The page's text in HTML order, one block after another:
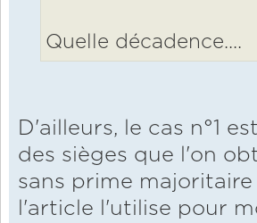
Quelle décadence....
D'ailleurs, le cas n°1
des sièges que l'on
sans prime majoritaire
l'article l'utilise pour